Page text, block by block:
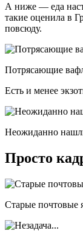
А ниже — еда
такие оценила в
повсюду.
Потрясающие
Есть и менее
Неожиданно
Просто
Старые почтовые